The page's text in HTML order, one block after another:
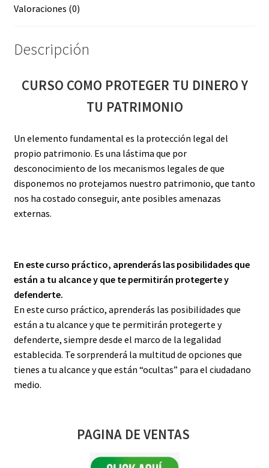
Valoraciones (0)
Descripción
CURSO COMO PROTEGER TU DINERO Y
TU PATRIMONIO
Un elemento fundamental es la protección legal del
propio patrimonio. Es una lástima que por
desconocimiento de los mecanismos legales de que
disponemos no protejamos nuestro patrimonio, que tanto
nos ha costado conseguir, ante posibles amenazas
externas.
En este curso práctico, aprenderás las posibilidades que
están a tu alcance y que te permitirán protegerte y
defenderte.
En este curso práctico, aprenderás las posibilidades que
están a tu alcance y que te permitirán protegerte y
defenderte, siempre desde el marco de la legalidad
establecida. Te sorprenderá la multitud de opciones que
tienes a tu alcance y que están “ocultas” para el ciudadano
medio.
PAGINA DE VENTAS